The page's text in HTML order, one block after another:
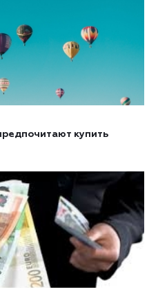
купить